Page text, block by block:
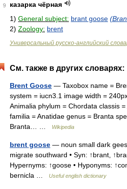
9
казарка чёрная
1) General subject: brant goose
2) Zoology: brent
Универсальный русско-английский
См. также в других словарях:
Brent Goose — Taxobox name =
system = iucn3.1 image width =
Animalia phylum = Chordata classis
familia = Anatidae genus = Branta
Branta… …
Wikipedia
brent goose — noun small dark
migrate southward • Syn: ↑brant,
Hypernyms: ↑goose • Hyponyms:
bernicla …
Useful english dictionary